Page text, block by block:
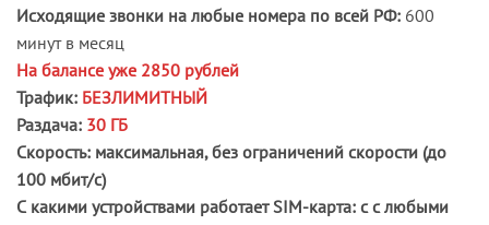
Исходящие звонки на любые номера по всей РФ: 600
минут в месяц
На балансе уже 2850 рублей
Трафик: БЕЗЛИМИТНЫЙ
Раздача: 30 ГБ
Скорость: максимальная, без ограничений скорости (до
100 мбит/с)
С какими устройствами работает SIM-карта: сс любыми